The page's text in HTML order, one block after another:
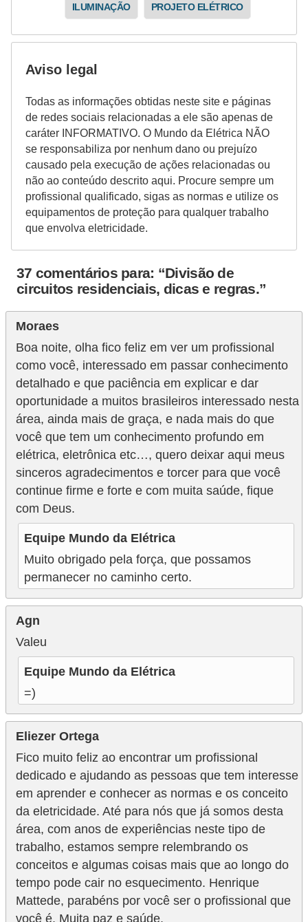
ILUMINAÇÃO PROJETO ELÉTRICO
Aviso legal
Todas as informações obtidas neste site e páginas
de redes sociais relacionadas a ele são apenas de
caráter INFORMATIVO. O Mundo da Elétrica NÃO
se responsabiliza por nenhum dano ou prejuízo
causado pela execução de ações relacionadas ou
não ao conteúdo descrito aqui. Procure sempre um
profissional qualificado, sigas as normas e utilize os
equipamentos de proteção para qualquer trabalho
que envolva eletricidade.
37 comentários para: “Divisão de
circuitos residenciais, dicas e regras.”
Moraes
Boa noite, olha fico feliz em ver um profissional
como você, interessado em passar conhecimento
detalhado e que paciência em explicar e dar
oportunidade a muitos brasileiros interessado nesta
área, ainda mais de graça, e nada mais do que
você que tem um conhecimento profundo em
elétrica, eletrônica etc…, quero deixar aqui meus
sinceros agradecimentos e torcer para que você
continue firme e forte e com muita saúde, fique
com Deus.
Equipe Mundo da Elétrica
Muito obrigado pela força, que possamos
permanecer no caminho certo.
Agn
Valeu
Equipe Mundo da Elétrica
=)
Eliezer Ortega
Fico muito feliz ao encontrar um profissional
dedicado e ajudando as pessoas que tem interesse
em aprender e conhecer as normas e os conceito
da eletricidade. Até para nós que já somos desta
área, com anos de experiências neste tipo de
trabalho, estamos sempre relembrando os
conceitos e algumas coisas mais que ao longo do
tempo pode cair no esquecimento. Henrique
Mattede, parabéns por você ser o profissional que
você é. Muita paz e saúde.